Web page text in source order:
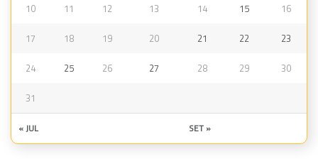
10 11 12 13 14 15 16
17 18 19 20 21 22 23
24 25 26 27 28 29 30
31
« JUL SET »